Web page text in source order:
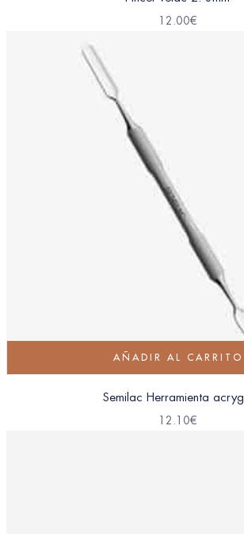
12.00€
AÑADIR AL CARRITO
Semilac Herramienta
12.10€